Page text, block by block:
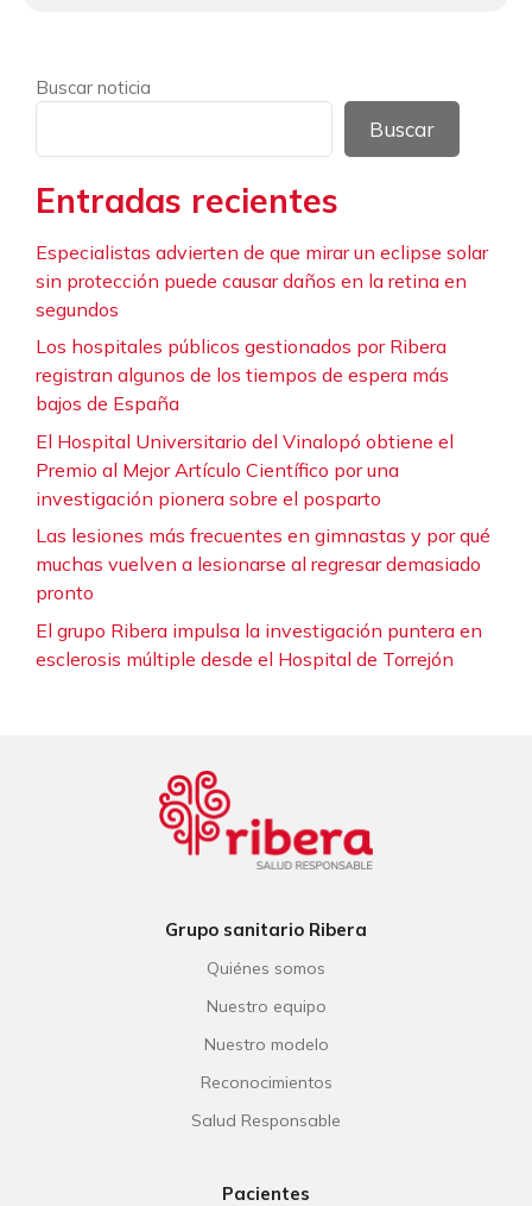
Buscar noticia
Buscar
Entradas recientes
Especialistas advierten de que mirar un eclipse solar
sin protección puede causar daños en la retina en
segundos
Los hospitales públicos gestionados por Ribera
registran algunos de los tiempos de espera más
bajos de España
El Hospital Universitario del Vinalopó obtiene el
Premio al Mejor Artículo Científico por una
investigación pionera sobre el posparto
Las lesiones más frecuentes en gimnastas y por qué
muchas vuelven a lesionarse al regresar demasiado
pronto
El grupo Ribera impulsa la investigación puntera en
esclerosis múltiple desde el Hospital de Torrejón
Grupo sanitario Ribera
Quiénes somos
Nuestro equipo
Nuestro modelo
Reconocimientos
Salud Responsable
Pacientes